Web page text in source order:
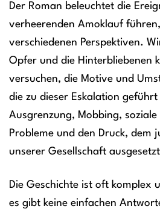
Der Roman beleuchtet die
verheerenden Amoklauf
verschiedenen Perspektiven.
Opfer und die Hinterbliebenen
versuchen, die Motive und
die zu dieser Eskalation
Ausgrenzung, Mobbing,
Probleme und den Druck, dem
unserer Gesellschaft
Die Geschichte ist oft komplex
es gibt keine einfachen